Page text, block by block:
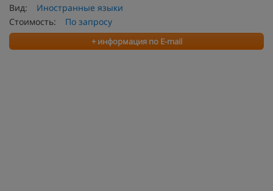
Вид:
Иностранные языки
Стоимость:
По запросу
+ информация по E-mail